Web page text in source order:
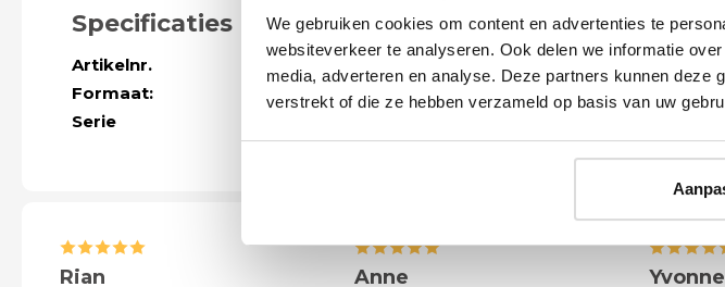
We gebruiken cookies om content en advertenties te
websiteverkeer te analyseren. Ook delen we informatie
media, adverteren en analyse. Deze partners kunnen deze
verstrekt of die ze hebben verzameld op basis van uw
Specificaties
Artikelnr.
Formaat:
L: 12,5 cm - B: 7,5 cm - H: 12,5 cm
Serie
Rian Anne Yvonne